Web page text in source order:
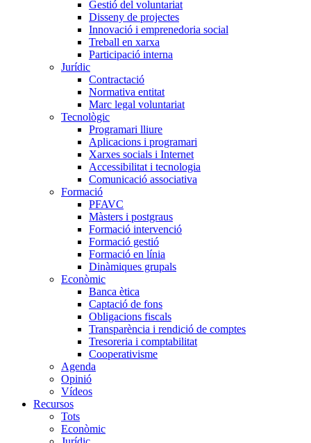
Gestió del voluntariat
Disseny de projectes
Innovació i emprenedoria social
Treball en xarxa
Participació interna
Jurídic
Contractació
Normativa entitat
Marc legal voluntariat
Tecnològic
Programari lliure
Aplicacions i programari
Xarxes socials i Internet
Accessibilitat i tecnologia
Comunicació associativa
Formació
PFAVC
Màsters i postgraus
Formació intervenció
Formació gestió
Formació en línia
Dinàmiques grupals
Econòmic
Banca ètica
Captació de fons
Obligacions fiscals
Transparència i rendició de comptes
Tresoreria i comptabilitat
Cooperativisme
Agenda
Opinió
Vídeos
Recursos
Tots
Econòmic